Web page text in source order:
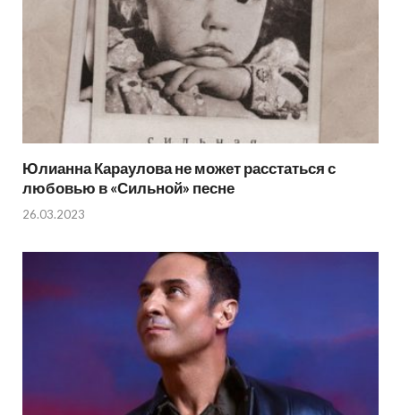
Юлианна Караулова не может расстаться с
любовью в «Сильной» песне
26.03.2023